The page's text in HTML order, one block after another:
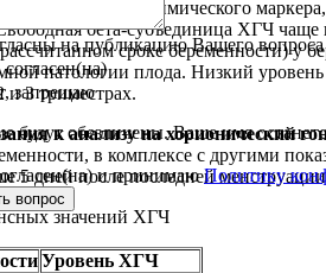
на публикацию Вашего
запрещаю
будут обезличены. Ваше имя
и принимаюПолитику
вопрос
ХГЧ как биохимического
бета-субъединица ХГЧ
сроке беременности) у
патологии плода. Низкий
и 3 триместрах.
к анализу на хорионический
в комплексе с другими
5 дней после последней
значений ХГЧ
Уровень ХГЧ